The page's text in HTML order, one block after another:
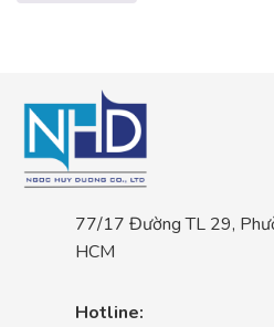
77/17 Đường TL 29,
HCM
Hotline: